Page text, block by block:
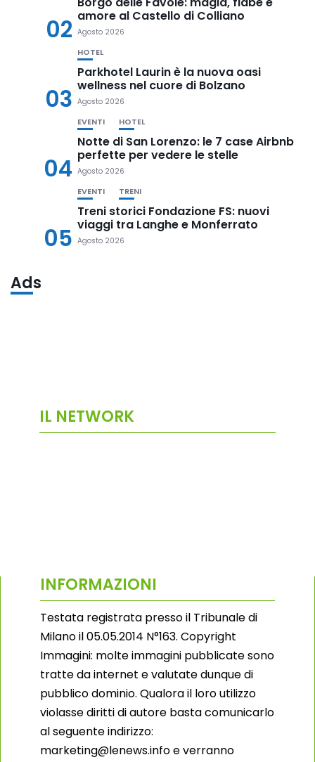
02 amore al Castello di Colliano
Agosto 2026
03
HOTEL
Parkhotel Laurin è la nuova oasi
wellness nel cuore di Bolzano
Agosto 2026
04
EVENTI HOTEL
Notte di San Lorenzo: le 7 case Airbnb
perfette per vedere le stelle
Agosto 2026
05
EVENTI TRENI
Treni storici Fondazione FS: nuovi
viaggi tra Langhe e Monferrato
Agosto 2026
Ads
IL NETWORK
INFORMAZIONI
Testata registrata presso il Tribunale di
Milano il 05.05.2014 N°163. Copyright
Immagini: molte immagini pubblicate sono
tratte da internet e valutate dunque di
pubblico dominio. Qualora il loro utilizzo
violasse diritti di autore basta comunicarlo
al seguente indirizzo:
marketing@lenews.info e verranno